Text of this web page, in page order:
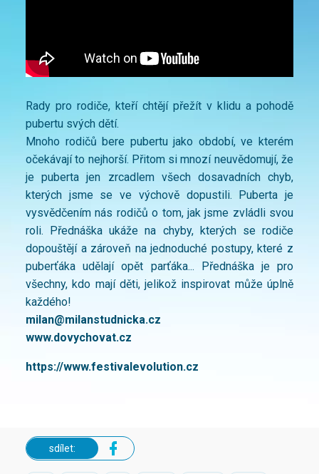
Rady pro rodiče, kteří chtějí přežít v klidu a pohodě
pubertu svých dětí.
Mnoho rodičů bere pubertu jako období, ve kterém
očekávají to nejhorší. Přitom si mnozí neuvědomují, že
je puberta jen zrcadlem všech dosavadních chyb,
kterých jsme se ve výchově dopustili. Puberta je
vysvědčením nás rodičů o tom, jak jsme zvládli svou
roli. Přednáška ukáže na chyby, kterých se rodiče
dopouštějí a zároveň na jednoduché postupy, které z
puberťáka udělají opět parťáka... Přednáška je pro
všechny, kdo mají děti, jelikož inspirovat může úplně
každého!
milan@milanstudnicka.cz
www.dovychovat.cz
https://www.festivalevolution.cz
sdílet: